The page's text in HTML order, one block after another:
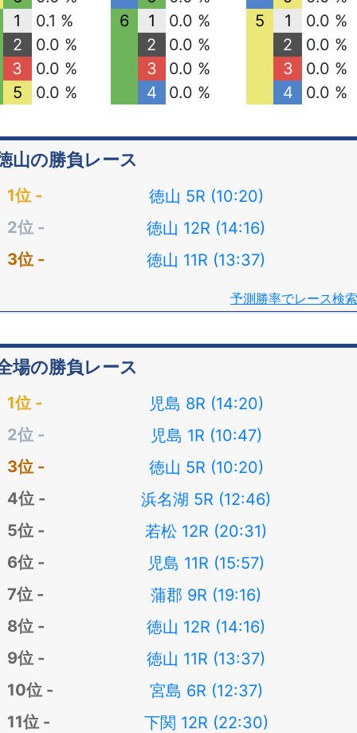
1
0.1 %
2
0.0 %
3
0.0 %
5
0.0 %
6
1
0.0 %
2
0.0 %
3
0.0 %
4
0.0 %
5
1
0.0 %
2
0.0 %
3
0.0 %
4
0.0 %
山の勝負レース
徳山 5R (10:20)
徳山 12R (14:16)
徳山 11R (13:37)
予測勝率でレース検索
場の勝負レース
児島 8R (14:20)
児島 1R (10:47)
徳山 5R (10:20)
浜名湖 5R (12:46)
若松 12R (20:31)
児島 11R (15:57)
蒲郡 9R (19:16)
徳山 12R (14:16)
徳山 11R (13:37)
宮島 6R (12:37)
下関 12R (22:30)